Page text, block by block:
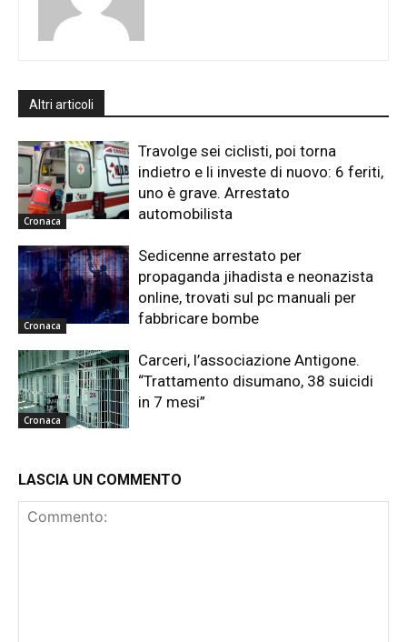
Altri articoli
Cronaca
Travolge sei ciclisti, poi torna
indietro e li investe di nuovo: 6 feriti,
uno è grave. Arrestato
automobilista
Cronaca
Sedicenne arrestato per
propaganda jihadista e neonazista
online, trovati sul pc manuali per
fabbricare bombe
Cronaca
Carceri, l’associazione Antigone.
“Trattamento disumano, 38 suicidi
in 7 mesi”
LASCIA UN COMMENTO